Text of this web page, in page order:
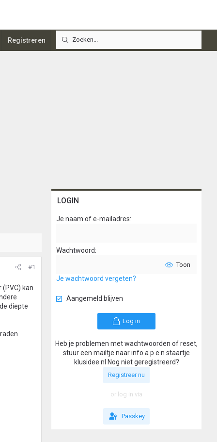
Registreren
#1
kan
diepte
LOGIN
Je naam of e-mailadres
Wachtwoord
Toon
Je wachtwoord vergeten?
Aangemeld blijven
Log in
Heb je problemen met wachtwoorden of reset,
stuur een mailtje naar info a p e n staartje
klusidee nl Nog niet geregistreerd?
Registreer nu
or log in via
Passkey